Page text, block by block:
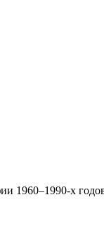
1960–1990-х